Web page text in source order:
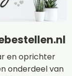
en oprichter
onderdeel van